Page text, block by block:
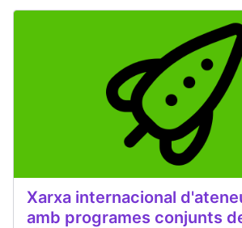
Xarxa internacional
amb programes conjunts